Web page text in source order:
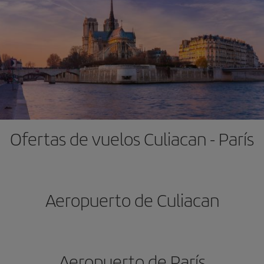
Ofertas de vuelos Culiacan - París
Aeropuerto de Culiacan